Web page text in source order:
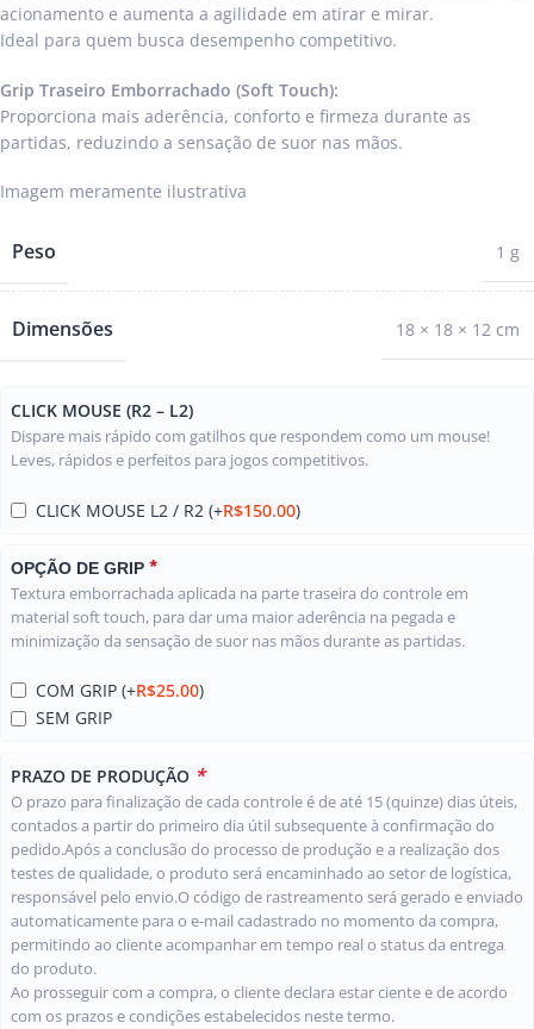
acionamento e aumenta a agilidade em atirar e mirar.
Ideal para quem busca desempenho competitivo.
Grip Traseiro Emborrachado (Soft Touch):
Proporciona mais aderência, conforto e firmeza durante as
partidas, reduzindo a sensação de suor nas mãos.
Peso 1 g
Dimensões 18 × 18 × 12 cm
CLICK MOUSE (R2 – L2)
Dispare mais rápido com gatilhos que respondem como um mouse!
Leves, rápidos e perfeitos para jogos competitivos.
CLICK MOUSE L2 / R2 (+R$150.00)
OPÇÃO DE GRIP *
Textura emborrachada aplicada na parte traseira do controle em
material soft touch, para dar uma maior aderência na pegada e
minimização da sensação de suor nas mãos durante as partidas.
COM GRIP (+R$25.00)
SEM GRIP
PRAZO DE PRODUÇÃO *
O prazo para finalização de cada controle é de até 15 (quinze) dias úteis,
contados a partir do primeiro dia útil subsequente à confirmação do
pedido.Após a conclusão do processo de produção e a realização dos
testes de qualidade, o produto será encaminhado ao setor de logística,
responsável pelo envio.O código de rastreamento será gerado e enviado
automaticamente para o e-mail cadastrado no momento da compra,
permitindo ao cliente acompanhar em tempo real o status da entrega
do produto.
Ao prosseguir com a compra, o cliente declara estar ciente e de acordo
com os prazos e condições estabelecidos neste termo.